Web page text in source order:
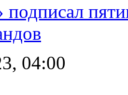
подписал
04:00